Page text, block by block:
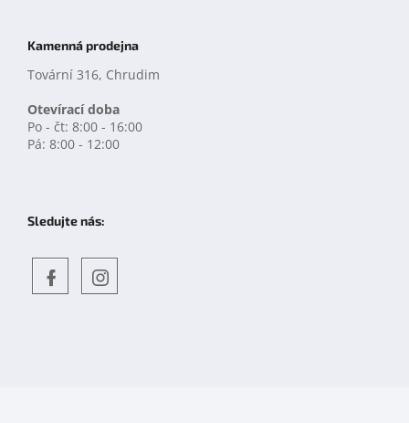
Kamenná prodejna
Tovární 316, Chrudim
Otevírací doba
Po - čt: 8:00 - 16:00
Pá: 8:00 - 12:00
Sledujte nás: